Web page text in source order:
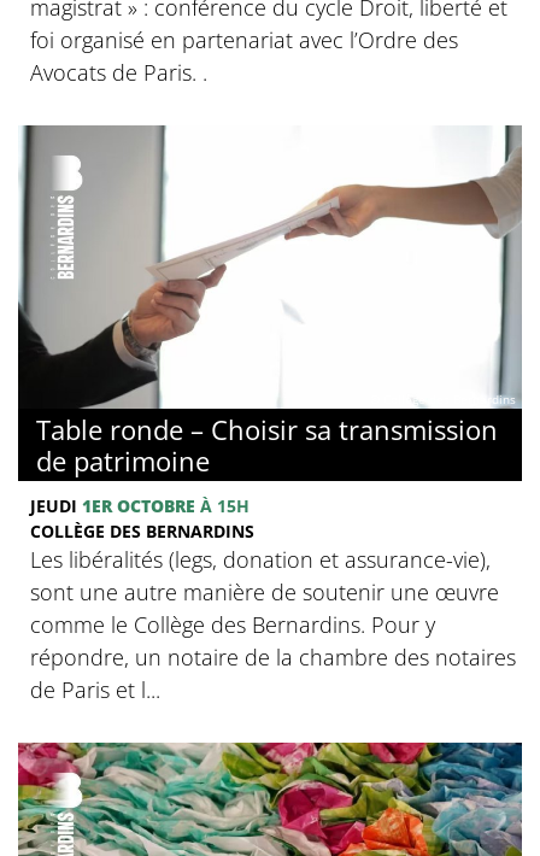
magistrat » : conférence du cycle Droit, liberté et
foi organisé en partenariat avec l’Ordre des
Avocats de Paris. .
© Collège des Bernardins
Table ronde – Choisir sa transmission
de patrimoine
JEUDI 1ER OCTOBRE À 15H
COLLÈGE DES BERNARDINS
Les libéralités (legs, donation et assurance-vie),
sont une autre manière de soutenir une œuvre
comme le Collège des Bernardins. Pour y
répondre, un notaire de la chambre des notaires
de Paris et l...